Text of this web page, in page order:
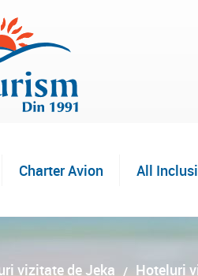
Charter Avion All
vizitate de Jeka Hoteluri